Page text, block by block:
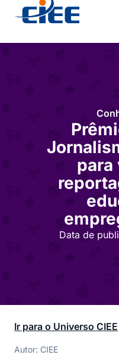
para
Data de
Ir para o Universo CIEE
Autor: CIEE